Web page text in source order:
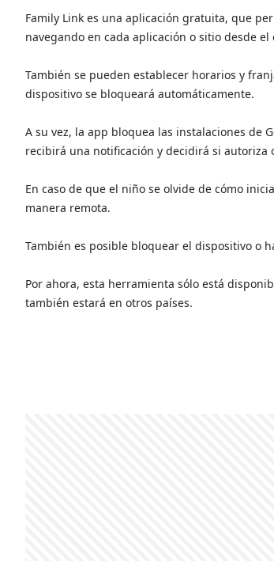
Family Link es una aplicación gratuita, que
navegando en cada aplicación o sitio desde
También se pueden establecer horarios y
dispositivo se bloqueará automáticamente.
A su vez, la app bloquea las instalaciones de
recibirá una notificación y decidirá si autoriza
En caso de que el niño se olvide de cómo
manera remota.
También es posible bloquear el dispositivo o
Por ahora, esta herramienta sólo está
también estará en otros países.